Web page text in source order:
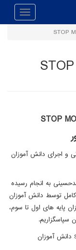
Toggle
نمایشگاه سه بعدی آثار STOP
STOP
و اجرای دانش آموزان
به انجام رسیده
توسط دانش آموزان
پایه های اول تا سوم،
سپاسگزاریم.